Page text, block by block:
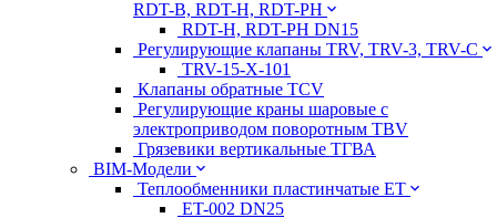
RDT-B, RDT-H, RDT-PH
RDT-H, RDT-PH DN15
Регулирующие клапаны TRV, TRV-3, TRV-C
TRV-15-X-101
Клапаны обратные TCV
Регулирующие краны шаровые с
электроприводом поворотным TBV
Грязевики вертикальные ТГВА
BIM-Модели
Теплообменники пластинчатые ЕТ
ET-002 DN25